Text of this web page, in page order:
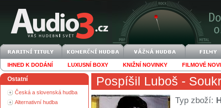
IHNED K DODÁNÍ LUXUSNÍ BOXY KNIŽNÍ NOVINKY FILMOVÉ
Ostatní
Česká a slovenská hudba
Alternativní hudba
Pospíšil Luboš -
Typ zboží: